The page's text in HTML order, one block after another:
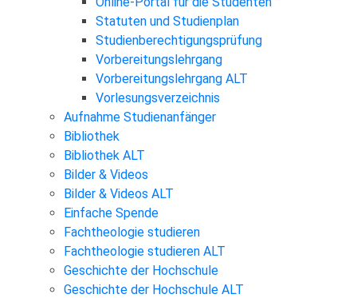
Statuten und Studienplan
Studienberechtigungsprüfung
Vorbereitungslehrgang
Vorbereitungslehrgang ALT
Vorlesungsverzeichnis
Aufnahme Studienanfänger
Bibliothek
Bibliothek ALT
Bilder & Videos
Bilder & Videos ALT
Einfache Spende
Fachtheologie studieren
Fachtheologie studieren ALT
Geschichte der Hochschule
Geschichte der Hochschule ALT